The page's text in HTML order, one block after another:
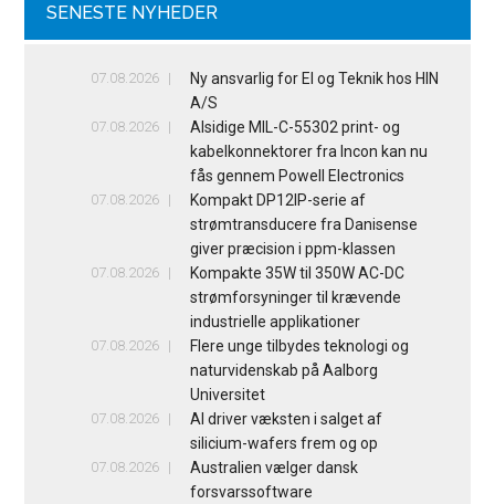
SENESTE NYHEDER
07.08.2026
Ny ansvarlig for El og Teknik hos HIN
A/S
07.08.2026
Alsidige MIL-C-55302 print- og
kabelkonnektorer fra Incon kan nu
fås gennem Powell Electronics
07.08.2026
Kompakt DP12IP-serie af
strømtransducere fra Danisense
giver præcision i ppm-klassen
07.08.2026
Kompakte 35W til 350W AC-DC
strømforsyninger til krævende
industrielle applikationer
07.08.2026
Flere unge tilbydes teknologi og
naturvidenskab på Aalborg
Universitet
07.08.2026
AI driver væksten i salget af
silicium-wafers frem og op
07.08.2026
Australien vælger dansk
forsvarssoftware